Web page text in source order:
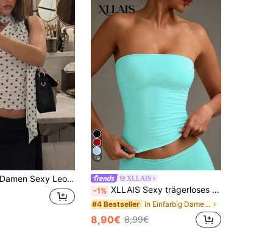
Damen Sexy Leopardenmuster Crop Camisole, modisches bauchfreies Top für Straße, Urlaub, Party, lässig, weiß, Sommer
19
XLLAIS
-1% XLLAIS Sexy trägerloses Basic-Tanktop, modisches mintgrünes elastisches Slim-Fit-Tube-Top für Damen, geeignet für alle Jahreszeiten Sommer, Y2K-Ästhetik, Streetwear
#4 Bestseller in Einfarbig Damen Oberteile
8,90€ 8,99€